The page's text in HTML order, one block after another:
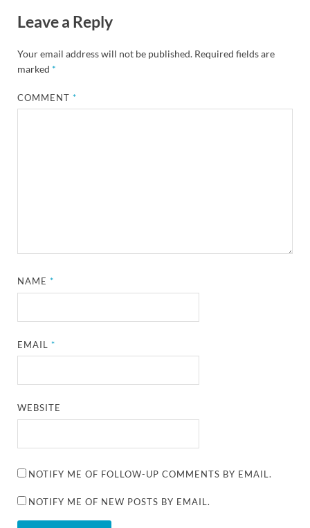
Leave a Reply
Your email address will not be published. Required fields are
marked *
COMMENT*
NAME*
EMAIL*
WEBSITE
NOTIFY ME OF FOLLOW-UP COMMENTS BY EMAIL.
NOTIFY ME OF NEW POSTS BY EMAIL.